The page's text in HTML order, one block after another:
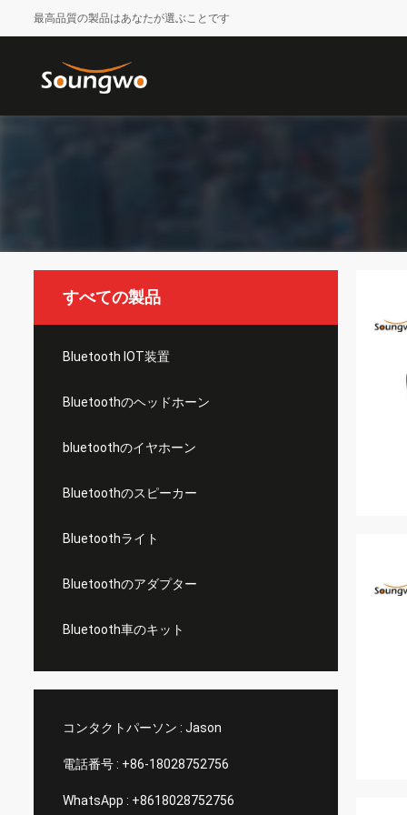
最高品質の製品はあなたが選ぶことです
すべての製品
Bluetooth IOT装置
Bluetoothのヘッドホーン
bluetoothのイヤホーン
Bluetoothのスピーカー
Bluetoothライト
Bluetoothのアダプター
Bluetooth車のキット
コンタクトパーソン : Jason
電話番号 : +86-18028752756
WhatsApp : +8618028752756